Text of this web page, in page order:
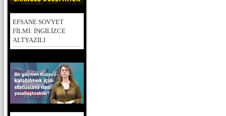
EFSANE SOVYET
FİLMİ: İNGİLİZCE
ALTYAZILI